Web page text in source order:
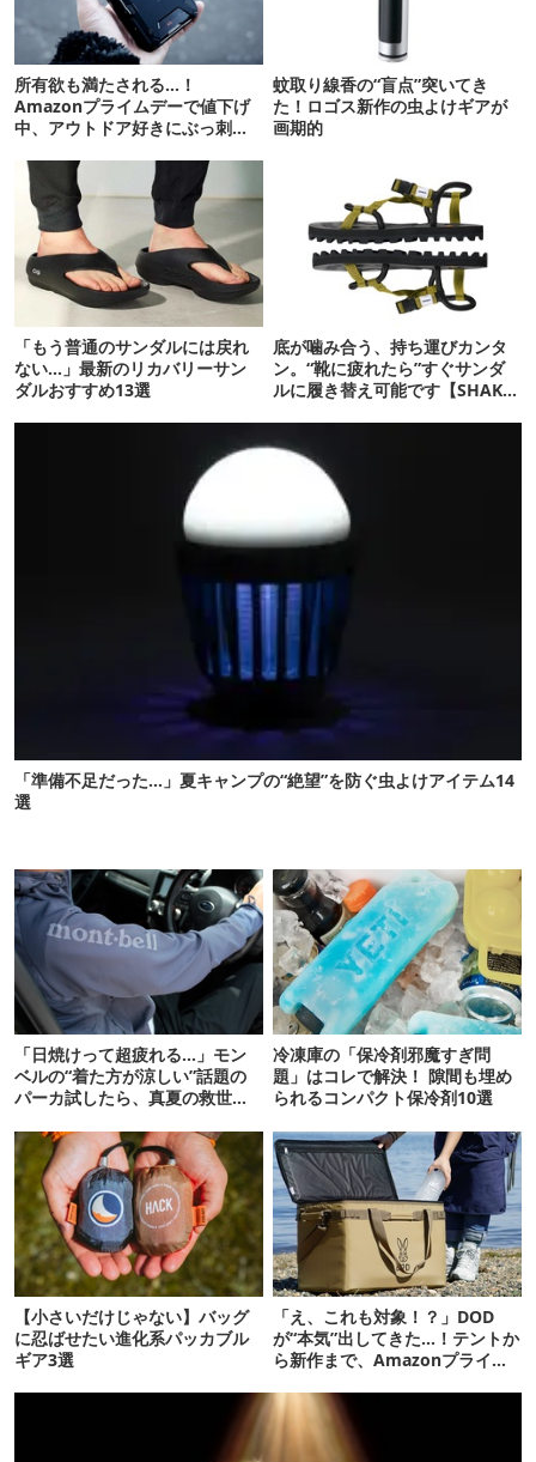
所有欲も満たされる…！
Amazonプライムデーで値下げ
中、アウトドア好きにぶっ刺さ
蚊取り線香の“盲点”突いてき
た！ロゴス新作の虫よけギアが
画期的
「もう普通のサンダルには戻れ
ない…」最新のリカバリーサン
ダルおすすめ13選
底が噛み合う、持ち運びカンタ
ン。“靴に疲れたら”すぐサンダ
ルに履き替え可能です【SHAKA
「準備不足だった…」夏キャンプの“絶望”を防ぐ虫よけアイテム14
選
「日焼けって超疲れる…」モン
ベルの“着た方が涼しい”話題の
パーカ試したら、真夏の救世主
冷凍庫の「保冷剤邪魔すぎ問
題」はコレで解決！ 隙間も埋め
られるコンパクト保冷剤10選
【小さいだけじゃない】バッグ
に忍ばせたい進化系パッカブル
ギア3選
「え、これも対象！？」DOD
が“本気”出してきた…！テントか
ら新作まで、Amazonプライム